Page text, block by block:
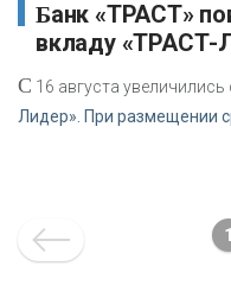
Банк «ТРАСТ» повысил доходность по
вкладу «ТРАСТ-
С 16 августа
Лидер». При размещении
1